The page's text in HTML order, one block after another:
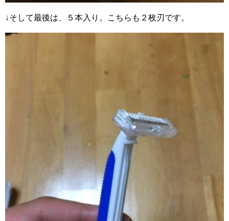
↓そして最後は、５本入り。こちらも２枚刃です。